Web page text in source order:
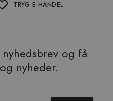
TRYG E-HANDEL
og få
nyheder.